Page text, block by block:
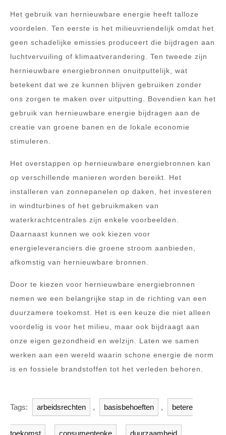
Het gebruik van hernieuwbare energie heeft talloze
voordelen. Ten eerste is het milieuvriendelijk omdat het
geen schadelijke emissies produceert die bijdragen aan
luchtvervuiling of klimaatverandering. Ten tweede zijn
hernieuwbare energiebronnen onuitputtelijk, wat
betekent dat we ze kunnen blijven gebruiken zonder
ons zorgen te maken over uitputting. Bovendien kan het
gebruik van hernieuwbare energie bijdragen aan de
creatie van groene banen en de lokale economie
stimuleren.
Het overstappen op hernieuwbare energiebronnen kan
op verschillende manieren worden bereikt. Het
installeren van zonnepanelen op daken, het investeren
in windturbines of het gebruikmaken van
waterkrachtcentrales zijn enkele voorbeelden.
Daarnaast kunnen we ook kiezen voor
energieleveranciers die groene stroom aanbieden,
afkomstig van hernieuwbare bronnen.
Door te kiezen voor hernieuwbare energiebronnen
nemen we een belangrijke stap in de richting van een
duurzamere toekomst. Het is een keuze die niet alleen
voordelig is voor het milieu, maar ook bijdraagt aan
onze eigen gezondheid en welzijn. Laten we samen
werken aan een wereld waarin schone energie de norm
is en fossiele brandstoffen tot het verleden behoren.
Tags: arbeidsrechten , basisbehoeften , betere
toekomst consumentenke duurzaamheid